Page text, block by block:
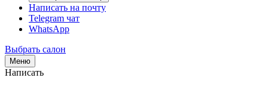
Написать на почту
Telegram чат
WhatsApp
Выбрать салон
Меню
Написать